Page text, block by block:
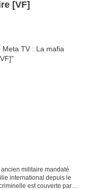
[VF]
militaire mandaté
international depuis le
est couverte par